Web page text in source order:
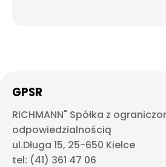
GPSR
RICHMANN" Spółka z
odpowiedzialnością
ul.Długa 15, 25-650 Kielce
tel: (41) 361 47 06